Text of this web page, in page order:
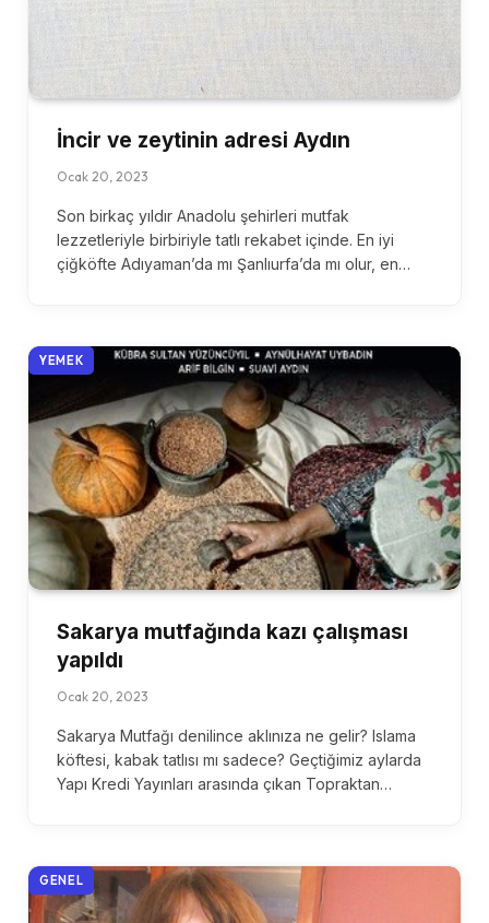
İncir ve zeytinin adresi Aydın
Ocak 20, 2023
Son birkaç yıldır Anadolu şehirleri mutfak
lezzetleriyle birbiriyle tatlı rekabet içinde. En iyi
çiğköfte Adıyaman’da mı Şanlıurfa’da mı olur, en…
YEMEK
Sakarya mutfağında kazı çalışması
yapıldı
Ocak 20, 2023
Sakarya Mutfağı denilince aklınıza ne gelir? Islama
köftesi, kabak tatlısı mı sadece? Geçtiğimiz aylarda
Yapı Kredi Yayınları arasında çıkan Topraktan…
GENEL